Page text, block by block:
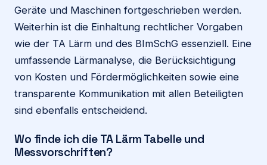
Geräte und Maschinen fortgeschrieben werden.
Weiterhin ist die Einhaltung rechtlicher Vorgaben
wie der TA Lärm und des BImSchG essenziell. Eine
umfassende Lärmanalyse, die Berücksichtigung
von Kosten und Fördermöglichkeiten sowie eine
transparente Kommunikation mit allen Beteiligten
sind ebenfalls entscheidend.
Wo finde ich die TA Lärm Tabelle und
Messvorschriften?